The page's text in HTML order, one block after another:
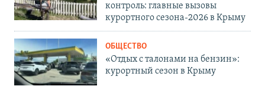
контроль: главные вызовы
курортного сезона-2026 в Крыму
ОБЩЕСТВО
«Отдых с талонами на бензин»:
курортный сезон в Крыму